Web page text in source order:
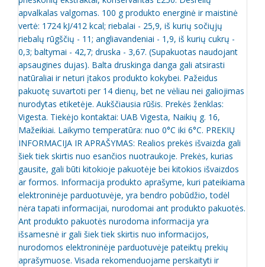
apvalkalas valgomas. 100 g produkto energinė ir maistinė
vertė: 1724 kJ/412 kcal; riebalai - 25,9, iš kurių sočiųjų
riebalų rūgščių - 11; angliavandeniai - 1,9, iš kurių cukrų -
0,3; baltymai - 42,7; druska - 3,67. (Supakuotas naudojant
apsaugines dujas). Balta druskinga danga gali atsirasti
natūraliai ir neturi įtakos produkto kokybei. Pažeidus
pakuotę suvartoti per 14 dienų, bet ne vėliau nei galiojimas
nurodytas etiketėje. Aukščiausia rūšis. Prekės ženklas:
Vigesta. Tiekėjo kontaktai: UAB Vigesta, Naikių g. 16,
Mažeikiai. Laikymo temperatūra: nuo 0°C iki 6°C. PREKIŲ
INFORMACIJA IR APRAŠYMAS: Realios prekės išvaizda gali
šiek tiek skirtis nuo esančios nuotraukoje. Prekės, kurias
gausite, gali būti kitokioje pakuotėje bei kitokios išvaizdos
ar formos. Informacija produkto aprašyme, kuri pateikiama
elektroninėje parduotuvėje, yra bendro pobūdžio, todėl
nėra tapati informacijai, nurodomai ant produkto pakuotės.
Ant produkto pakuotės nurodoma informacija yra
išsamesnė ir gali šiek tiek skirtis nuo informacijos,
nurodomos elektroninėje parduotuvėje pateiktų prekių
aprašymuose. Visada rekomenduojame perskaityti ir